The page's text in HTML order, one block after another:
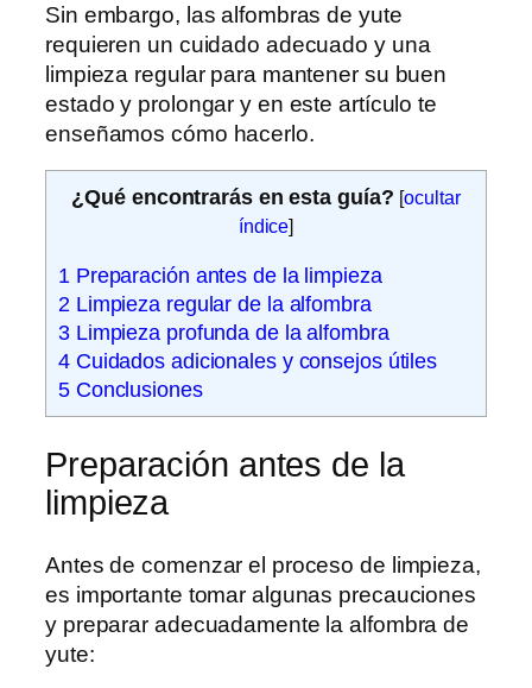
Sin embargo, las alfombras de yute
requieren un cuidado adecuado y una
limpieza regular para mantener su buen
estado y prolongar y en este artículo te
enseñamos cómo hacerlo.
¿Qué encontrarás en esta guía? [ocultar
índice
1Preparación antes de la limpieza
2Limpieza regular de la alfombra
3Limpieza profunda de la alfombra
4Cuidados adicionales y consejos útiles
5Conclusiones
Preparación antes de la
limpieza
Antes de comenzar el proceso de limpieza,
es importante tomar algunas precauciones
y preparar adecuadamente la alfombra de
yute: